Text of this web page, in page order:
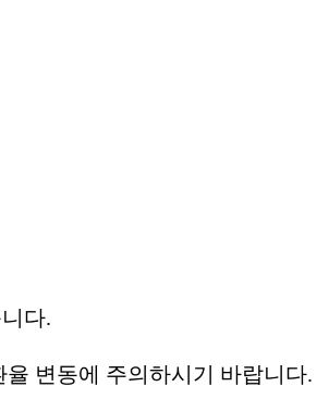
다.
변동에 주의하시기 바랍니다.